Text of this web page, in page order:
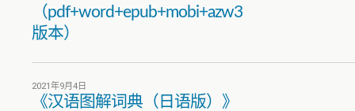
（pdf+word+epub+mobi+azw3
版本）
2021年9月4日
《汉语图解词典（日语版）》